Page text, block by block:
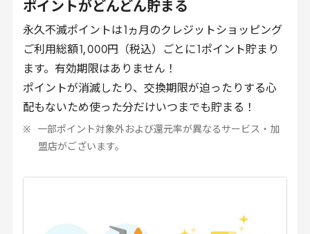
ポイントがどんどん貯まる
永久不滅ポイントは 1 ヵ月のクレジットショッピング
ご利用総額 1,000円（税込）ごとに 1ポイント貯まり
ます。有効期限はありません！
ポイントが消滅したり、交換期限が迫ったりする心
配もないため使った分だけいつまでも貯まる！
一部ポイント対象外および還元率が異なるサービス・加
盟店がございます。